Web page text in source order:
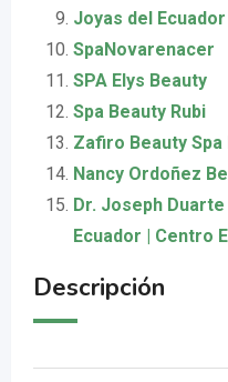
Joyas del
SpaNovarenacer
SPA Elys Beauty
Spa Beauty Rubi
Zafiro Beauty Spa
Nancy Ordoñez
Dr. Joseph
Ecuador | Centro
Descripción